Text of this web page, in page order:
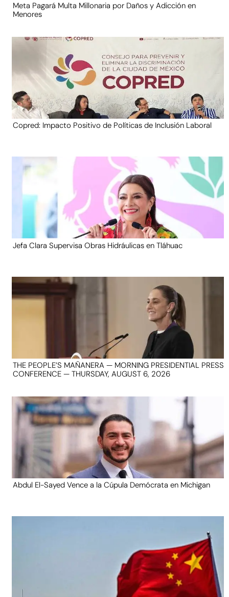
Meta Pagará Multa Millonaria por Daños y Adicción en
Menores
Copred: Impacto Positivo de Políticas de Inclusión Laboral
Jefa Clara Supervisa Obras Hidráulicas en Tláhuac
THE PEOPLE’S MAÑANERA — MORNING PRESIDENTIAL PRESS
CONFERENCE — THURSDAY, AUGUST 6, 2026
Abdul El-Sayed Vence a la Cúpula Demócrata en Michigan